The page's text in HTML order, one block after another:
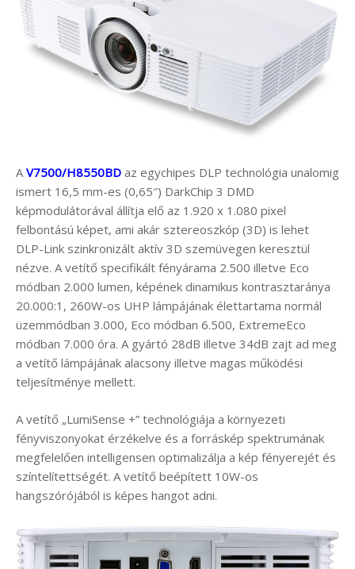
AV7500/H8550BD az egychipes DLP technológia unalomig
ismert 16,5 mm-es (0,65″) DarkChip 3 DMD
képmodulátorával állítja elő az 1.920 x 1.080 pixel
felbontású képet, ami akár sztereoszkóp (3D) is lehet
DLP-Link szinkronizált aktív 3D szemüvegen keresztül
nézve. A vetítő specifikált fényárama 2.500 illetve Eco
módban 2.000 lumen, képének dinamikus kontrasztaránya
20.000:1, 260W-os UHP lámpájának élettartama normál
üzemmódban 3.000, Eco módban 6.500, ExtremeEco
módban 7.000 óra. A gyártó 28dB illetve 34dB zajt ad meg
a vetítő lámpájának alacsony illetve magas működési
teljesítménye mellett.
A vetítő „LumiSense +” technológiája a környezeti
fényviszonyokat érzékelve és a forráskép spektrumának
megfelelően intelligensen optimalizálja a kép fényerejét és
színtelítettségét. A vetítő beépített 10W-os
hangszórójából is képes hangot adni.